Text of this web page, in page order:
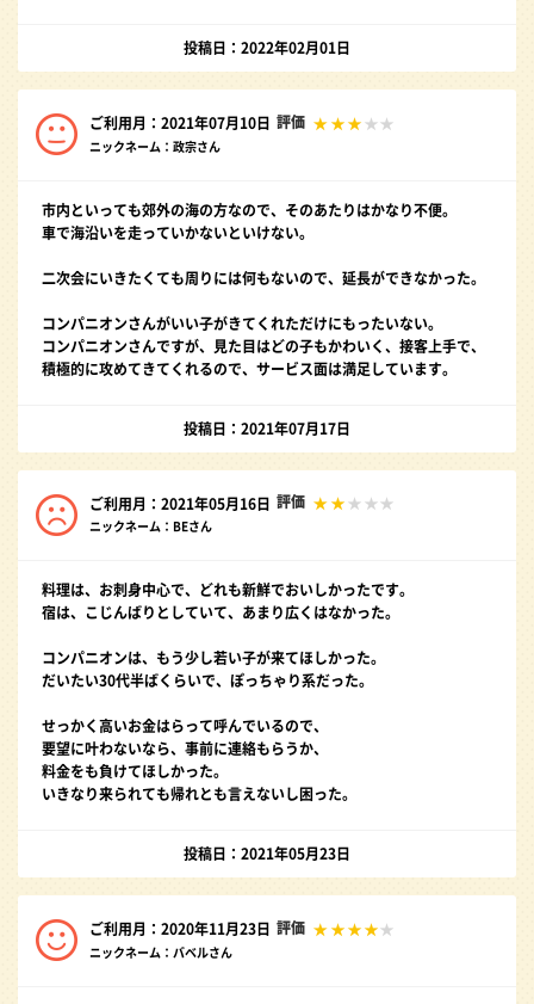
投稿日：2022年02月01日
ご利用月：2021年07月10日 評価
ニックネーム：政宗さん
市内といっても郊外の海の方なので、そのあたりはかなり不便。
車で海沿いを走っていかないといけない。
二次会にいきたくても周りには何もないので、延長ができなかった。
コンパニオンさんがいい子がきてくれただけにもったいない。
コンパニオンさんですが、見た目はどの子もかわいく、接客上手で、
積極的に攻めてきてくれるので、サービス面は満足しています。
投稿日：2021年07月17日
ご利用月：2021年05月16日 評価
ニックネーム：BEさん
料理は、お刺身中心で、どれも新鮮でおいしかったです。
宿は、こじんばりとしていて、あまり広くはなかった。
コンパニオンは、もう少し若い子が来てほしかった。
だいたい30代半ばくらいで、ぽっちゃり系だった。
せっかく高いお金はらって呼んでいるので、
要望に叶わないなら、事前に連絡もらうか、
料金をも負けてほしかった。
いきなり来られても帰れとも言えないし困った。
投稿日：2021年05月23日
ご利用月：2020年11月23日 評価
ニックネーム：バベルさん